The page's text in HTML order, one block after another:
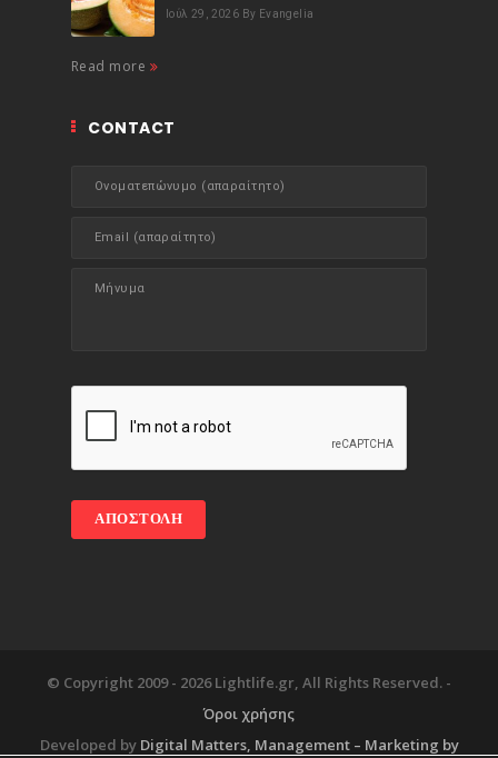
Ιούλ 29, 2026 By Evangelia
Read more
CONTACT
© Copyright 2009 - 2026 Lightlife.gr, All Rights Reserved. -
Όροι χρήσης
Developed by Digital Matters, Management – Marketing by